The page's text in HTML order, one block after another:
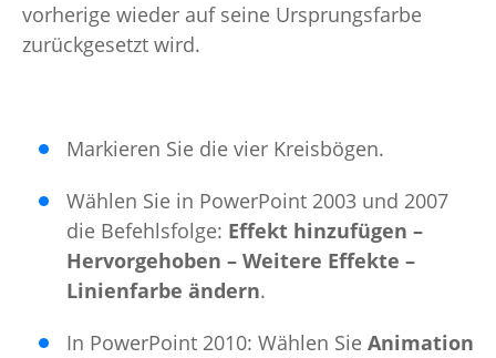
vorherige wieder auf seine Ursprungsfarbe
zurückgesetzt wird.
Markieren Sie die vier Kreisbögen.
Wählen Sie in PowerPoint 2003 und 2007
die Befehlsfolge: Effekt hinzufügen –
Hervorgehoben – Weitere Effekte –
Linienfarbe ändern.
In PowerPoint 2010: Wählen Sie Animation